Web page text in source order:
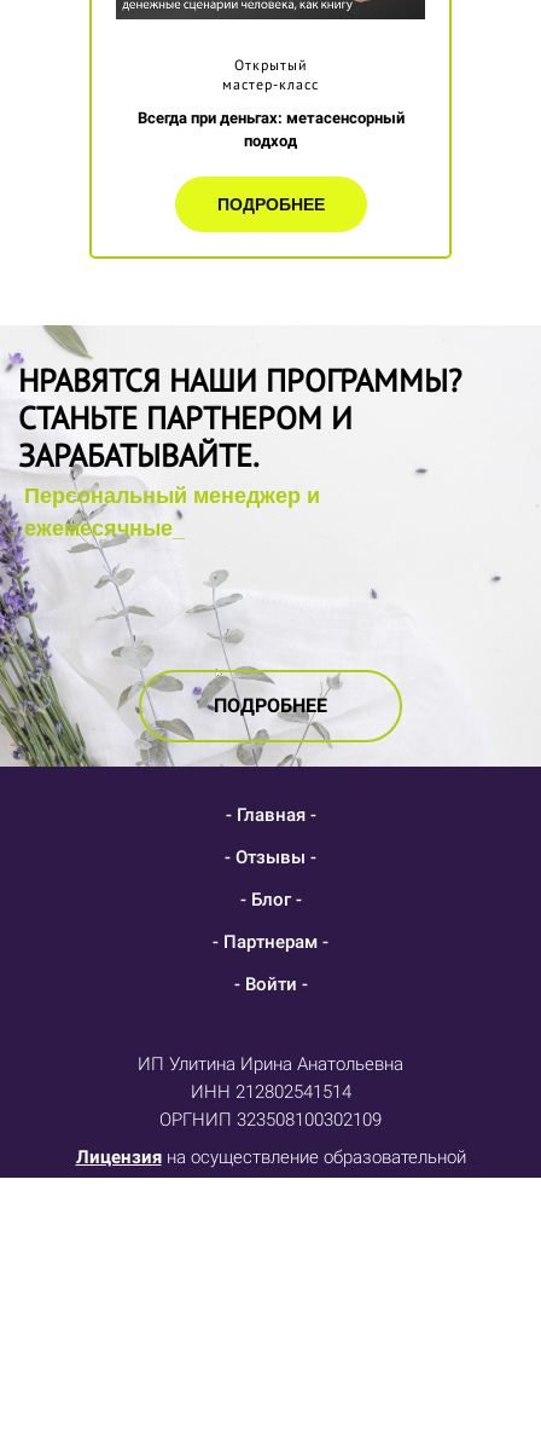
Открытый
мастер-класс
Всегда при деньгах: метасенсорный
подход
ПОДРОБНЕЕ
НРАВЯТСЯ НАШИ ПРОГРАММЫ?
СТАНЬТЕ ПАРТНЕРОМ И
ЗАРАБАТЫВАЙТЕ.
ПОДРОБНЕЕ
- Главная -
- Отзывы -
- Блог -
- Партнерам -
- Войти -
ИП Улитина Ирина Анатольевна
ИНН 212802541514
ОРГНИП 323508100302109
Лицензия на осуществление образовательной